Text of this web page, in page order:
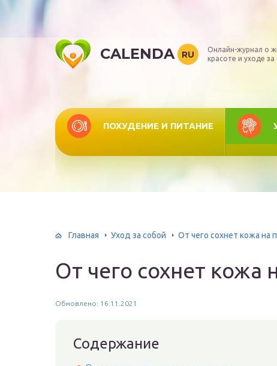
CALENDA RU
Онлайн-журнал о
красоте и уходе за
ПОХУДЕНИЕ И ПИТАНИЕ
Главная Уход за собой От чего сохнет кожа на
От чего сохнет кожа
Обновлено: 16.11.2021
Содержание